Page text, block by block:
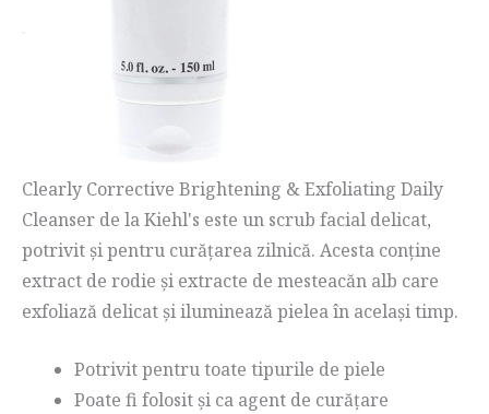
Clearly Corrective Brightening & Exfoliating Daily
Cleanser de la Kiehl's este un scrub facial delicat,
potrivit și pentru curățarea zilnică. Acesta conține
extract de rodie și extracte de mesteacăn alb care
exfoliază delicat și iluminează pielea în același timp.
Potrivit pentru toate tipurile de piele
Poate fi folosit și ca agent de curățare